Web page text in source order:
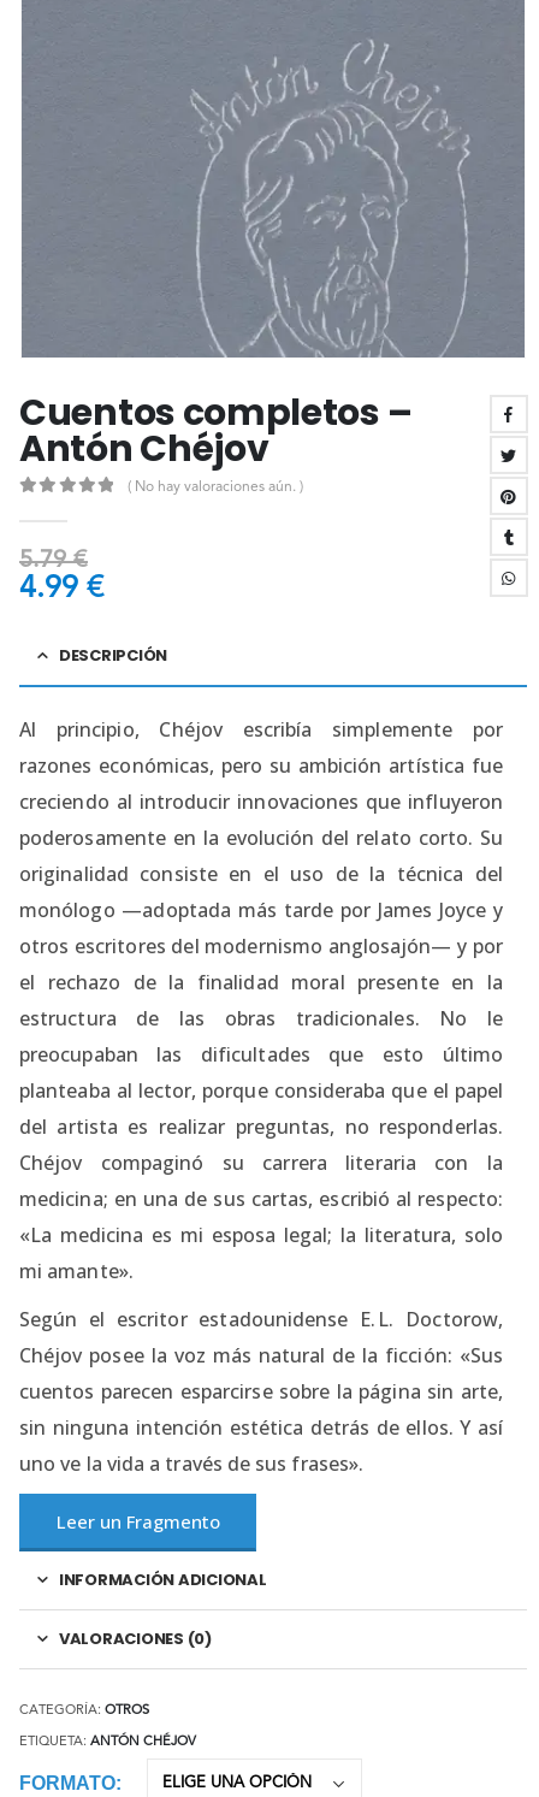
Cuentos completos –
Antón Chéjov
( No hay valoraciones aún. )
5.79€
4.99 €
DESCRIPCIÓN
Al principio, Chéjov escribía simplemente por
razones económicas, pero su ambición artística fue
creciendo al introducir innovaciones que influyeron
poderosamente en la evolución del relato corto.​ Su
originalidad consiste en el uso de la técnica del
monólogo —adoptada más tarde por James Joyce y
otros escritores del modernismo anglosajón— y por
el rechazo de la finalidad moral presente en la
estructura de las obras tradicionales.​ No le
preocupaban las dificultades que esto último
planteaba al lector, porque consideraba que el papel
del artista es realizar preguntas, no responderlas.​
Chéjov compaginó su carrera literaria con la
medicina; en una de sus cartas, escribió al respecto:
«La medicina es mi esposa legal; la literatura, solo
mi amante».
Según el escritor estadounidense E. L. Doctorow,
Chéjov posee la voz más natural de la ficción: «Sus
cuentos parecen esparcirse sobre la página sin arte,
sin ninguna intención estética detrás de ellos. Y así
uno ve la vida a través de sus frases».​
Leer un Fragmento
INFORMACIÓN ADICIONAL
VALORACIONES (0)
CATEGORÍA: OTROS
ETIQUETA: ANTÓN CHÉJOV
FORMATO